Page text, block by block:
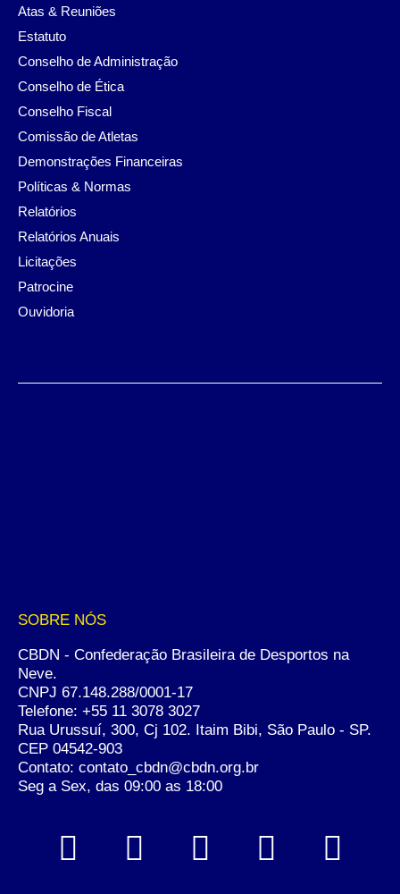
Atas & Reuniões
Estatuto
Conselho de Administração
Conselho de Ética
Conselho Fiscal
Comissão de Atletas
Demonstrações Financeiras
Políticas & Normas
Relatórios
Relatórios Anuais
Licitações
Patrocine
Ouvidoria
SOBRE NÓS
CBDN - Confederação Brasileira de Desportos na
Neve.
CNPJ 67.148.288/0001-17
Telefone: +55 11 3078 3027
Rua Urussuí, 300, Cj 102. Itaim Bibi, São Paulo - SP.
CEP 04542-903
Contato: contato_cbdn@cbdn.org.br
Seg a Sex, das 09:00 as 18:00